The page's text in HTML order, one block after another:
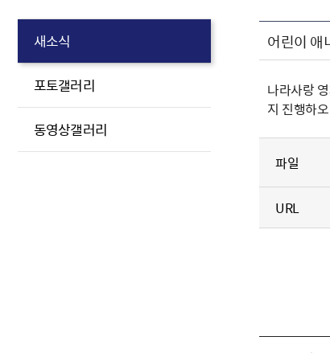
새소식
포토갤러리
동영상갤러리
어린이 애
나라사랑
지 진행하
파일
URL